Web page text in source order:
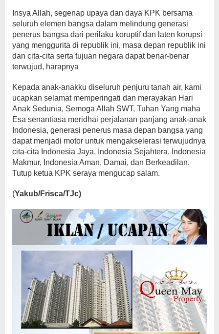
Insya Allah, segenap upaya dan daya KPK bersama
seluruh elemen bangsa dalam melindung generasi
penerus bangsa dari perilaku koruptif dan laten korupsi
yang menggurita di republik ini, masa depan republik ini
dan cita-cita serta tujuan negara dapat benar-benar
terwujud, harapnya
Kepada anak-anakku diseluruh penjuru tanah air, kami
ucapkan selamat memperingati dan merayakan Hari
Anak Sedunia, Semoga Allah SWT, Tuhan Yang maha
Esa senantiasa meridhai perjalanan panjang anak-anak
Indonesia, generasi penerus masa depan bangsa yang
dapat menjadi motor untuk mengakselerasi terwujudnya
cita-cita Indonesia Jaya, Indonesia Sejahtera, Indonesia
Makmur, Indonesia Aman, Damai, dan Berkeadilan.
Tutup ketua KPK seraya mengucap salam.
(Yakub/Frisca/TJc)